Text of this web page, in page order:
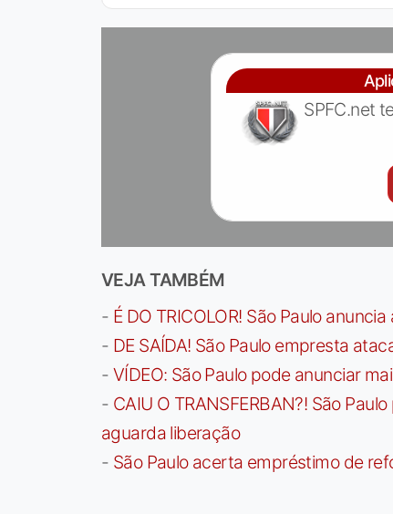
SPFC.net
VEJA TAMBÉM
- É DO TRICOLOR! São Paulo
- DE SAÍDA! São Paulo empresta
- VÍDEO: São Paulo pode anunciar
- CAIU O TRANSFERBAN?! São
aguarda liberação
- São Paulo acerta empréstimo de